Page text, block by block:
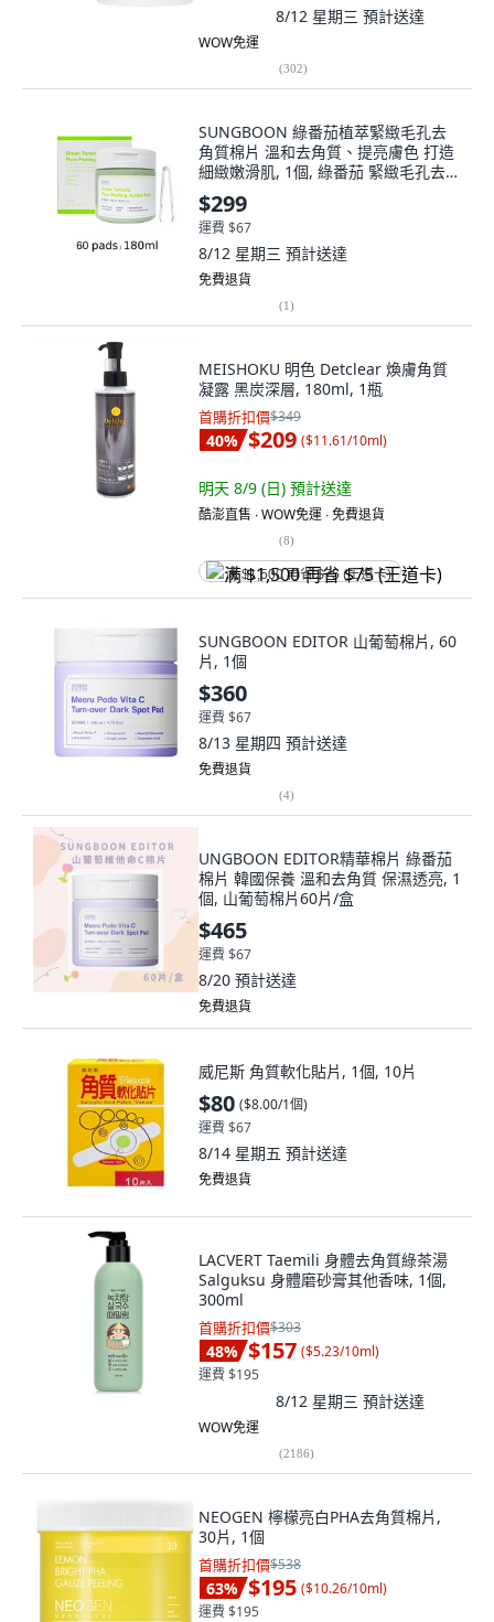
8/12 星期三 預計送達
WOW免運
(302)
SUNGBOON 綠番茄植萃緊緻毛孔去
角質棉片 溫和去角質、提亮膚色 打造
細緻嫩滑肌, 1個, 綠番茄 緊緻毛孔去角
質棉片(8750
$299
運費 $67
8/12 星期三 預計送達
免費退貨
(1)
MEISHOKU 明色 Detclear 煥膚角質
凝露 黑炭深層, 180ml, 1瓶
首購折扣價$349
40% $209 ($11.61/10ml)
明天 8/9 (日) 預計送達
酷澎直售 ∙ WOW免運 ∙ 免費退貨
(8)
满 $1,500 再省 $75 (王道卡)
SUNGBOON EDITOR 山葡萄棉片, 60
片, 1個
$360
運費 $67
8/13 星期四 預計送達
免費退貨
(4)
UNGBOON EDITOR精華棉片 綠番茄
棉片 韓國保養 溫和去角質 保濕透亮, 1
個, 山葡萄棉片60片/盒
$465
運費 $67
8/20 預計送達
免費退貨
威尼斯 角質軟化貼片, 1個, 10片
$80 ($8.00/1個)
運費 $67
8/14 星期五 預計送達
免費退貨
LACVERT Taemili 身體去角質綠茶湯
Salguksu 身體磨砂膏其他香味, 1個,
300ml
首購折扣價$303
48% $157 ($5.23/10ml)
運費 $195
8/12 星期三 預計送達
WOW免運
(2186)
NEOGEN 檸檬亮白PHA去角質棉片,
30片, 1個
首購折扣價$538
63% $195 ($10.26/10ml)
運費 $195